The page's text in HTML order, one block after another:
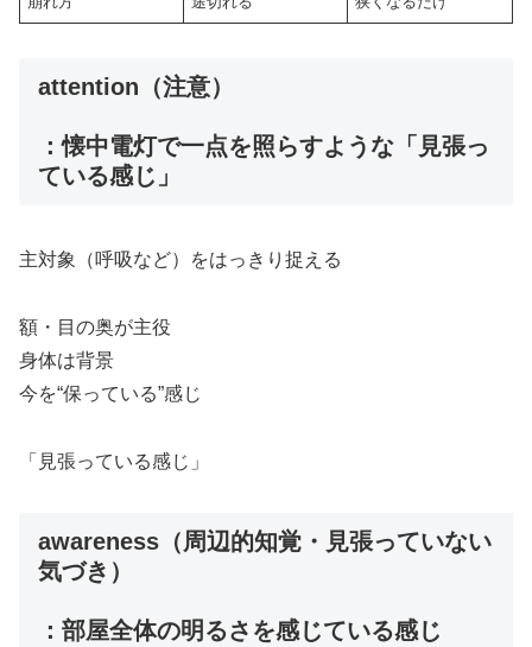
attention （注意）
：懐中電灯で一点を照らすような「見張っ
ている感じ」
主対象（呼吸など）をはっきり捉える
額・目の奥が主役
身体は背景
今を“保っている”感じ
「見張っている感じ」
awareness （周辺的知覚・ 見張っていない
気づき ）
：部屋全体の明るさを感じている感じ